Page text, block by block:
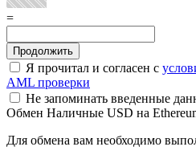
=
Я прочитал и согласен с
AML проверки
Не запоминать введенные
Обмен Наличные USD на
Для обмена вам необходимо